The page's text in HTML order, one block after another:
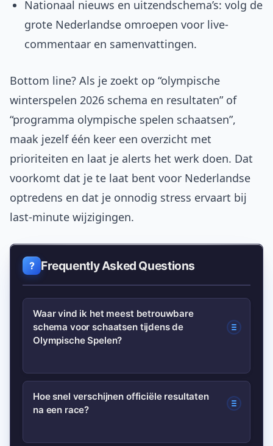
Nationaal nieuws en uitzendschema’s: volg de
grote Nederlandse omroepen voor live-
commentaar en samenvattingen.
Bottom line? Als je zoekt op “olympische
winterspelen 2026 schema en resultaten” of
“programma olympische spelen schaatsen”,
maak jezelf één keer een overzicht met
prioriteiten en laat je alerts het werk doen. Dat
voorkomt dat je te laat bent voor Nederlandse
optredens en dat je onnodig stress ervaart bij
last-minute wijzigingen.
Frequently Asked Questions
Waar vind ik het meest betrouwbare
schema voor schaatsen tijdens de
Olympische Spelen?
Het meest betrouwbare schema staat
op de officiële Olympic-website en de
Hoe snel verschijnen officiële resultaten
na een race?